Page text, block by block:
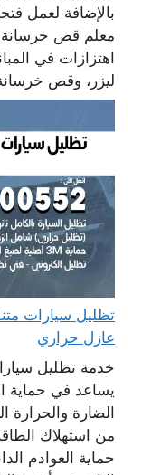
بالإضافة لعمل
معلم قص خرسانة
اهتزازات في
ليزر، وقص
عازل حراري
خدمة تظليل
يساعد في حماية
الضارة والحرارة
من استهلاك
حماية العوادم